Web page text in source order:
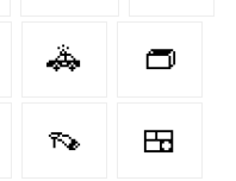
🚓 👝
👡 🍱